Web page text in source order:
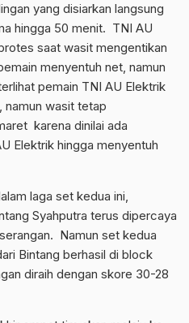
yang disiarkan langsung
hingga 50 menit. TNI AU
saat wasit mengentikan
menyentuh net, namun
pemain TNI AU Elektrik
namun wasit tetap
karena dinilai ada
Elektrik hingga menyentuh
laga set kedua ini,
Syahputra terus dipercaya
Namun set kedua
Bintang berhasil di block
diraih dengan skore 30-28